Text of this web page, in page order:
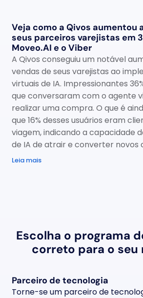
Veja como a Qivos aumentou
seus parceiros varejistas em
Moveo.AI e o Viber
A Qivos conseguiu um notável
vendas de seus varejistas ao
virtuais de IA. Impressionantes
que conversaram com o agente
realizar uma compra. O que é
que 16% desses usuários eram
viagem, indicando a capacidade
de IA de atrair e converter novos
Leia mais
Escolha o programa
correto para o seu
Parceiro de tecnologia
Torne-se um parceiro de